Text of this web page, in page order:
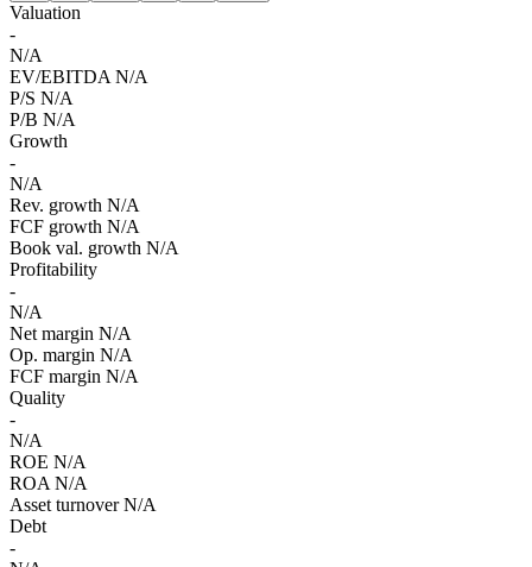
Valuation
-
N/A
EV/EBITDA N/A
P/S N/A
P/B N/A
Growth
-
N/A
Rev. growth N/A
FCF growth N/A
Book val. growth N/A
Profitability
-
N/A
Net margin N/A
Op. margin N/A
FCF margin N/A
Quality
-
N/A
ROE N/A
ROA N/A
Asset turnover N/A
Debt
-